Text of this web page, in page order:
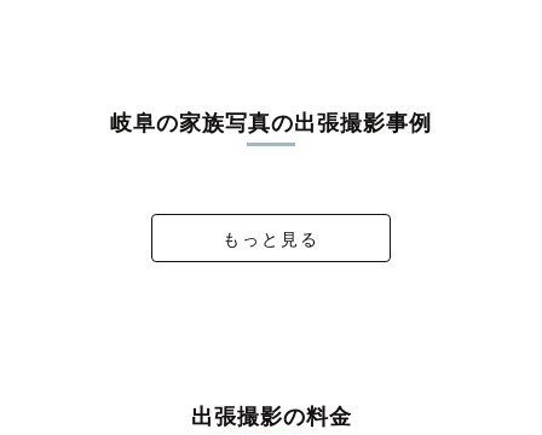
岐阜の家族写真の出張撮影事例
もっと見る
出張撮影の料金